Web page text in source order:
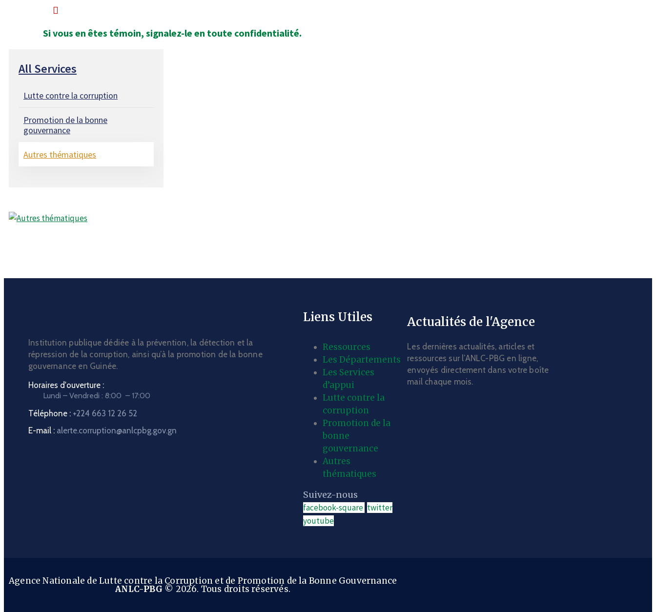
Si vous en êtes témoin, signalez-le en toute confidentialité.
All Services
Lutte contre la corruption
Promotion de la bonne
gouvernance
Autres thématiques
Institution publique dédiée à la prévention, la détection et la
répression de la corruption, ainsi qu’à la promotion de la bonne
gouvernance en Guinée.
Horaires d'ouverture :
Lundi – Vendredi : 8:00 – 17:00
Téléphone : +224 663 12 26 52
E-mail : alerte.corruption@anlcpbg.gov.gn
Liens Utiles
Ressources
Les Départements
Les Services
d’appui
Lutte contre la
corruption
Promotion de la
bonne
gouvernance
Autres
thématiques
Suivez-nous
facebook-square twitter
youtube
Actualités de l'Agence
Les dernières actualités, articles et
ressources sur l’ANLC-PBG en ligne,
envoyés directement dans votre boîte
mail chaque mois.
Agence Nationale de Lutte contre la Corruption et de Promotion de la Bonne Gouvernance
ANLC-PBG © 2026. Tous droits réservés.